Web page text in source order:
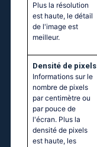
Plus la résolution
est haute, le détail
de l'image est
meilleur.
Densité de pixels
Informations sur le
nombre de pixels
par centimètre ou
par pouce de
l'écran. Plus la
densité de pixels
est haute, les